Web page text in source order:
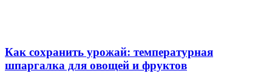
Как сохранить урожай: температурная
шпаргалка для овощей и фруктов